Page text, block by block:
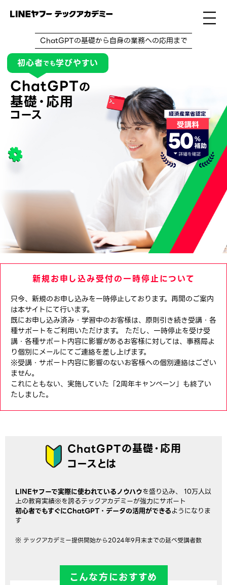
ChatGPTの基礎から自身の業務への応用まで
ChatGPTの
基礎・応用
コース
初心者でも学びやすい
新規お申し込み受付の一時停止について
只今、新規のお申し込みを一時停止しております。再開のご案内
は本サイトにて行います。
既にお申し込み済み・学習中のお客様は、原則引き続き受講・各
種サポートをご利用いただけます。 ただし、一時停止を受け受
講・各種サポート内容に影響があるお客様に対しては、事務局よ
り個別にメールにてご連絡を差し上げます。
※受講・サポート内容に影響のないお客様への個別連絡はござい
ません。
これにともない、実施していた「2周年キャンペーン」も終了い
たしました。
ChatGPTの基礎・応用
コースとは
LINEヤフーで実際に使われているノウハウを盛り込み、
10万人以
上の教育実績※を誇るテックアカデミーが強力にサポート
初心者でもすぐにChatGPT・データの活用ができるようになりま
す
※ テックアカデミー提供開始から2024年9月末までの延べ受講者数
こんな方におすすめ